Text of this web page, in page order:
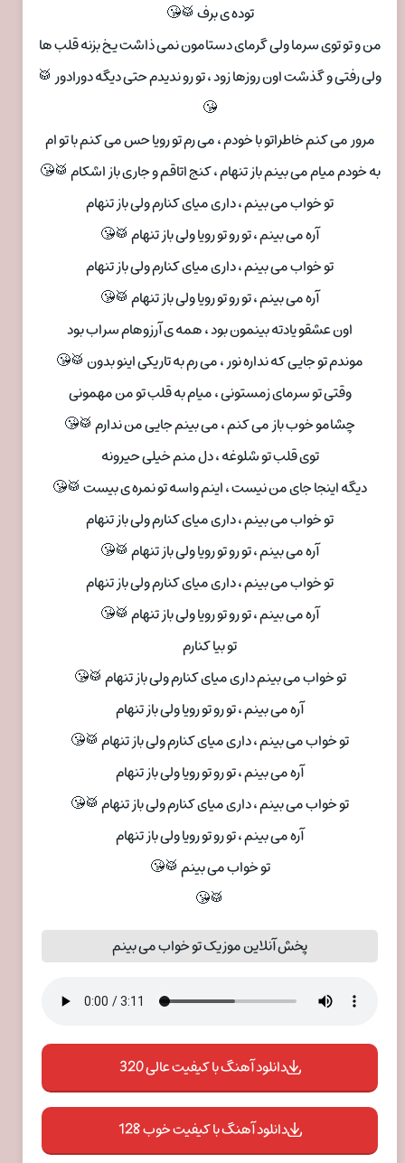
توده ی برف 🥁😘
من و تو توی سرما ولی گرمای دستامون نمی ذاشت یخ بزنه قلب ها
ولی رفتی و گذشت اون روزها زود ، تو رو ندیدم حتی دیگه دورادور 🥁
😘
مرور می کنم خاطراتو با خودم ، می رم تو رویا حس می کنم با تو ام
به خودم میام می بینم باز تنهام ، کنج اتاقم و جاری باز اشکام 🥁😘
تو خواب می بینم ، داری میای کنارم ولی باز تنهام
آره می بینم ، تو رو تو رویا ولی باز تنهام 🥁😘
تو خواب می بینم ، داری میای کنارم ولی باز تنهام
آره می بینم ، تو رو تو رویا ولی باز تنهام 🥁😘
اون عشقو یادته بینمون بود ، همه ی آرزوهام سراب بود
موندم تو جایی که نداره نور ، می رم به تاریکی اینو بدون 🥁😘
وقتی تو سرمای زمستونی ، میام به قلب تو من مهمونی
چشامو خوب باز می کنم ، می بینم جایی من ندارم 🥁😘
توی قلب تو شلوغه ، دل منم خیلی حیرونه
دیگه اینجا جای من نیست ، اینم واسه تو نمره ی بیست 🥁😘
تو خواب می بینم ، داری میای کنارم ولی باز تنهام
آره می بینم ، تو رو تو رویا ولی باز تنهام 🥁😘
تو خواب می بینم ، داری میای کنارم ولی باز تنهام
آره می بینم ، تو رو تو رویا ولی باز تنهام 🥁😘
تو بیا کنارم
تو خواب می بینم داری میای کنارم ولی باز تنهام 🥁😘
آره می بینم ، تو رو تو رویا ولی باز تنهام
تو خواب می بینم ، داری میای کنارم ولی باز تنهام 🥁😘
آره می بینم ، تو رو تو رویا ولی باز تنهام
تو خواب می بینم ، داری میای کنارم ولی باز تنهام 🥁😘
آره می بینم ، تو رو تو رویا ولی باز تنهام
تو خواب می بینم 🥁😘
🥁😘
پخش آنلاین موزیک تو خواب می بینم
دانلود آهنگ با کیفیت عالی 320
دانلود آهنگ با کیفیت خوب 128